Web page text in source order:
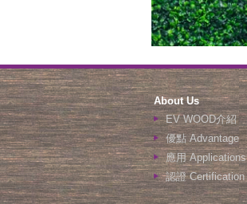
About Us
EV WOOD介紹
優點 Advantage
應用 Applications
認證 Certification